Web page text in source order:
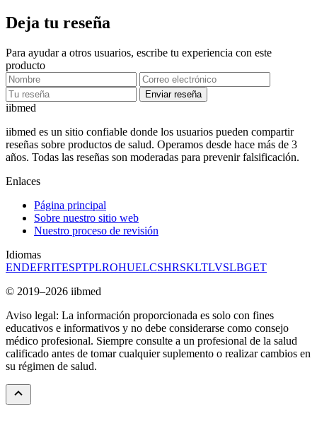
Deja tu reseña
Para ayudar a otros usuarios, escribe tu experiencia con este
producto
Enviar reseña
iibmed
iibmed es un sitio confiable donde los usuarios pueden compartir
reseñas sobre productos de salud. Operamos desde hace más de 3
años. Todas las reseñas son moderadas para prevenir falsificación.
Enlaces
Página principal
Sobre nuestro sitio web
Nuestro proceso de revisión
Idiomas
ENDEFRITESPTPLROHUELCSHRSKLTLVSLBGET
© 2019–2026 iibmed
Aviso legal: La información proporcionada es solo con fines
educativos e informativos y no debe considerarse como consejo
médico profesional. Siempre consulte a un profesional de la salud
calificado antes de tomar cualquier suplemento o realizar cambios en
su régimen de salud.